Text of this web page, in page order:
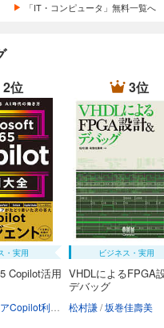
「IT・コンピュータ」無料一覧へ
2位
・実用
Copilot活用
3位
ビジネス・実用
VHDLによるFPGA
デバッグ
松村謙 坂巻佳壽美